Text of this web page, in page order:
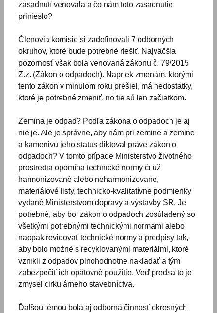
zasadnutí venovala a čo nám toto zasadnutie
prinieslo?
Členovia komisie si zadefinovali 7 odborných
okruhov, ktoré bude potrebné riešiť. Najväčšia
pozornosť však bola venovaná zákonu č. 79/2015
Z.z. (Zákon o odpadoch). Napriek zmenám, ktorými
tento zákon v minulom roku prešiel, má nedostatky,
ktoré je potrebné zmeniť, no tie sú len začiatkom.
Zemina je odpad? Podľa zákona o odpadoch je aj
nie je. Ale je správne, aby nám pri zemine a zemine
a kamenivu jeho status diktoval práve zákon o
odpadoch? V tomto prípade Ministerstvo životného
prostredia opomína technické normy či už
harmonizované alebo neharmonizované,
materiálové listy, technicko-kvalitatívne podmienky
vydané Ministerstvom dopravy a výstavby SR. Je
potrebné, aby bol zákon o odpadoch zosúladený so
všetkými potrebnými technickými normami alebo
naopak revidovať technické normy a predpisy tak,
aby bolo možné s recyklovanými materiálmi, ktoré
vznikli z odpadov plnohodnotne nakladať a tým
zabezpečiť ich opätovné použitie. Veď predsa to je
zmysel cirkulárneho stavebníctva.
Ďalšou témou bola aj odborná činnosť okresných